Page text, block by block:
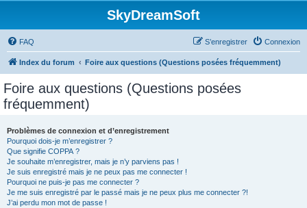
SkyDreamSoft
FAQ Connexion
S’enregistrer
Index du forum Foire aux questions (Questions posées fréquemment)
Foire aux questions (Questions posées
fréquemment)
Problèmes de connexion et d’enregistrement
Pourquoi dois-je m’enregistrer ?
Que signifie COPPA ?
Je souhaite m’enregistrer, mais je n’y parviens pas !
Je suis enregistré mais je ne peux pas me connecter !
Pourquoi ne puis-je pas me connecter ?
Je me suis enregistré par le passé mais je ne peux plus me connecter ?!
J’ai perdu mon mot de passe !